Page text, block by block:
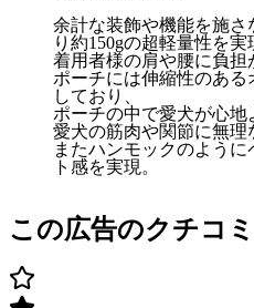
余計な装飾や機能を施さ
り約150gの超軽量性を実
着用者様の肩や腰に負担
ポーチには伸縮性のある
しており、
ポーチの中で愛犬が心
愛犬の筋肉や関節に無理
またハンモックのよう
ト感を実現。
この広告のクチコミ